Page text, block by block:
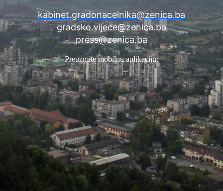
kabinet.gradonacelnika@zenica.ba
gradsko.vijece@zenica.ba
press@zenica.ba
Preuzmite mobilnu aplikaciju: